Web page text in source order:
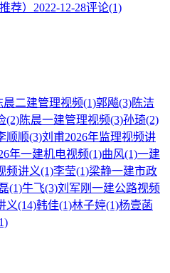
荐） 2022-12-28评论(1)
晨二建管理视频(1)郭飚(3)陈洁
(2)陈晨一建管理视频(3)孙琦(2)
顺顺(3)刘甫2026年监理视频讲
年一建机电视频(1)曲风(1)一建
频讲义(1)李莹(1)梁静一建市政
(1)牛飞(3)刘军刚一建公路视频
义(14)韩佳(1)林子婷(1)杨壹菡